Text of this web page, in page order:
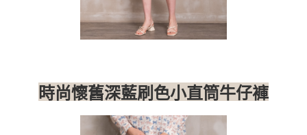
時尚懷舊深藍刷色小直筒牛仔褲